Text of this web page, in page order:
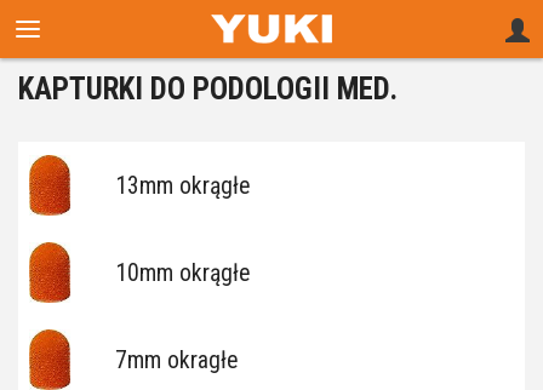
KAPTURKI DO PODOLOGII MED.
13mm okrągłe
10mm okrągłe
7mm okragłe